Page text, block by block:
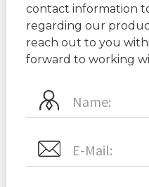
contact information
regarding our
reach out to you
forward to working